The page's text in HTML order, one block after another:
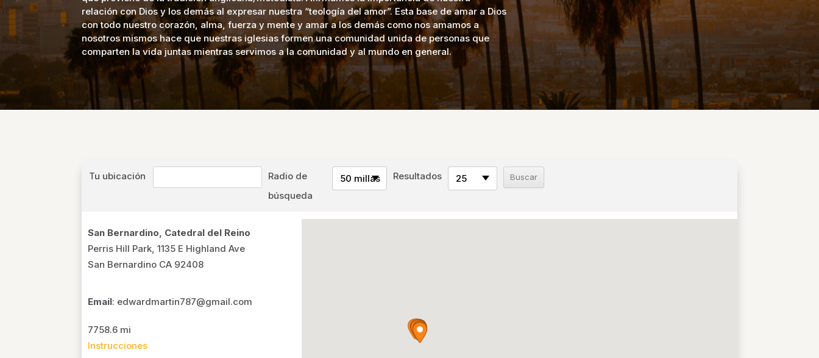
relación con Dios y los demás al expresar nuestra “teología del amor”. Esta base de amar a Dios
con todo nuestro corazón, alma, fuerza y mente y amar a los demás como nos amamos a
nosotros mismos hace que nuestras iglesias formen una comunidad unida de personas que
comparten la vida juntas mientras servimos a la comunidad y al mundo en general.
Tu ubicación
Radio de
búsqueda
50 millas Resultados 25
San Bernardino, Catedral del Reino
Perris Hill Park, 1135 E Highland Ave
San Bernardino CA 92408
Email: edwardmartin787@gmail.com
7758.6 mi
Instrucciones